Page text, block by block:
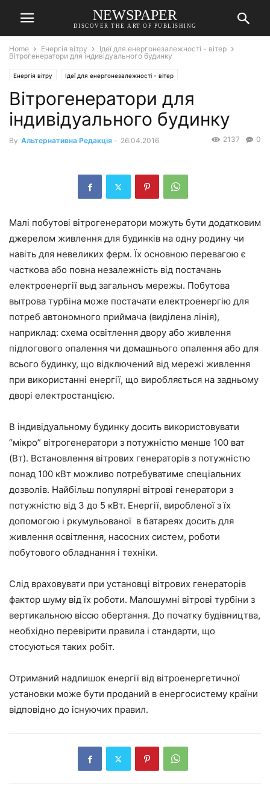
NEWSPAPER
DISCOVER THE ART OF PUBLISHING
Home Енергія вітру
Ідеї для енергонезалежності - вітер
Вітрогенератори для індивідуального будинку
Енергія вітру Ідеї для енергонезалежності - вітер
Вітрогенератори для
індивідуального будинку
By Альтернативна Редакція - 26.04.2016 0
2137
Малі побутові вітрогенератори можуть бути додатковим
джерелом живлення для будинків на одну родину чи
навіть для невеликих ферм. Їх основною перевагою є
часткова або повна незалежність від постачань
електроенергії выд загальноъ мережы. Побутова
вытрова турбіна може постачати електроенергію для
потреб автономного приймача (виділена лінія),
наприклад: схема освітлення двору або живлення
підлогового опалення чи домашнього опалення або для
всього будинку, що відключений від мережі живлення
при використанні енергії, що виробляється на задньому
дворі електростанцією.
В індивідуальному будинку досить використовувати
“мікро” вітрогенератори з потужністю менше 100 ват
(Вт). Встановлення вітрових генераторів з потужністю
понад 100 кВт можливо потребуватиме спеціальних
дозволів. Найбільш популярні вітрові генератори з
потужністю від 3 до 5 кВт. Енергії, виробленої з їх
допомогою і ркумульованої в батареях досить для
живлення освітлення, насосних систем, роботи
побутового обладнання і техніки.
Слід враховувати при установці вітрових генераторів
фактор шуму від їх роботи. Малошумні вітрові турбіни з
вертикальною віссю обертання. До початку будівництва,
необхідно перевірити правила і стандарти, що
стосуються таких робіт.
Отриманий надлишок енергії від вітроенергетичної
установки може бути проданий в енергосистему країни
відповідно до існуючих правил.